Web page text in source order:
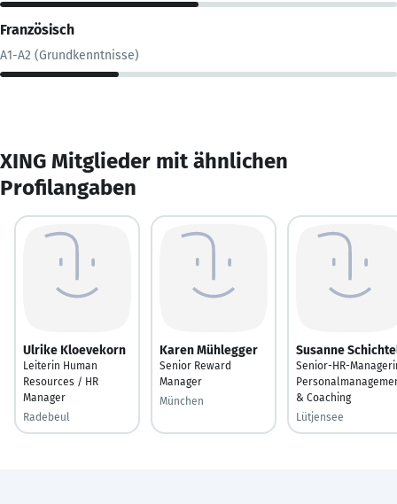
Französisch
A1-A2 (Grundkenntnisse)
XING Mitglieder mit ähnlichen
Profilangaben
Ulrike Kloevekorn
Leiterin Human
Resources / HR
Manager
Radebeul
Karen Mühlegger
Senior Reward
Manager
München
Susanne
Senior-HR-
& Coaching
Lütjensee